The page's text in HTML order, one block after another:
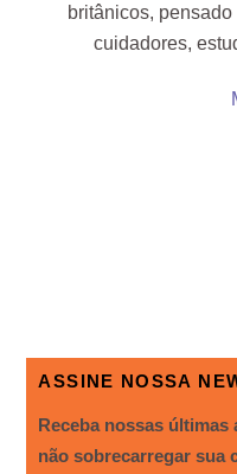
britânicos,
cuidadores,
ASSINE NOSSA
Receba nossas
não sobrecarregar sua